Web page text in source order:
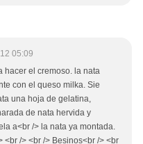
05:09
hacer el cremoso. la nata
con el queso milka. Sie
una hoja de gelatina,
de nata hervida y
a<br /> la nata ya montada.
<br /> <br /> Besinos<br /> <br